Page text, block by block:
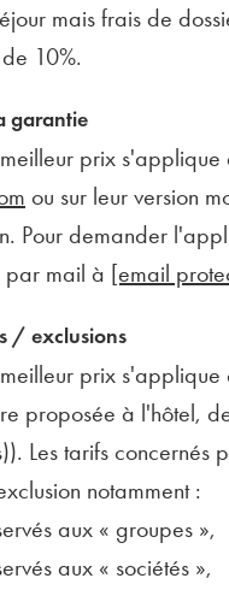
mais frais de
10%.
garantie
prix s'applique
ou sur leur version
Pour demander
par mail à [email
/ exclusions
prix
proposée à l'hôtel,
Les tarifs
notamment :
aux « groupes »,
aux « sociétés »,